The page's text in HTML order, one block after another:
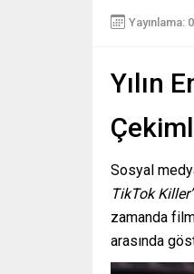
Yayınlama:
Yılın
Sosyal
TikTok Killer”
zamanda
arasında